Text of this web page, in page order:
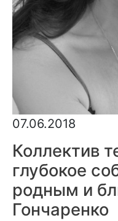
07.06.2018
Коллектив
глубокое
родным и
Гончаренко